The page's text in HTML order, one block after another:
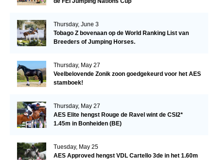
Thursday, June 3
Tobago Z bovenaan op de World Ranking List van
Breeders of Jumping Horses.
Thursday, May 27
Veelbelovende Zonik zoon goedgekeurd voor het AES
stamboek!
Thursday, May 27
AES Elite hengst Rouge de Ravel wint de CSI2*
1.45m in Bonheiden (BE)
Tuesday, May 25
AES Approved hengst VDL Cartello 3de in het 1.60m